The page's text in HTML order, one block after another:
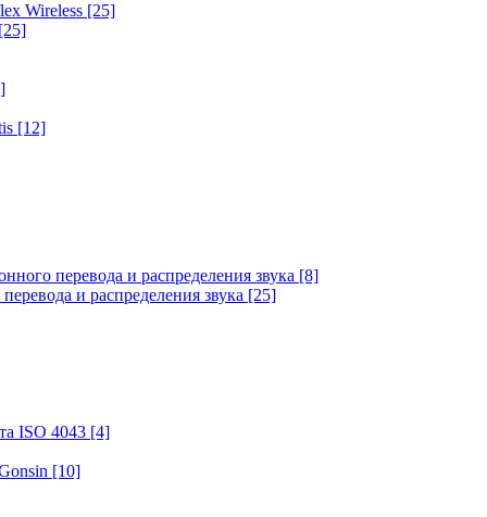
Wireless [25]
[12]
перевода и распределения звука [8]
и распределения звука [25]
ISO 4043 [4]
[10]